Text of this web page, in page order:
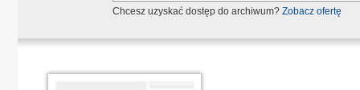
Chcesz uzyskać dostęp do archiwum? Zobacz ofertę